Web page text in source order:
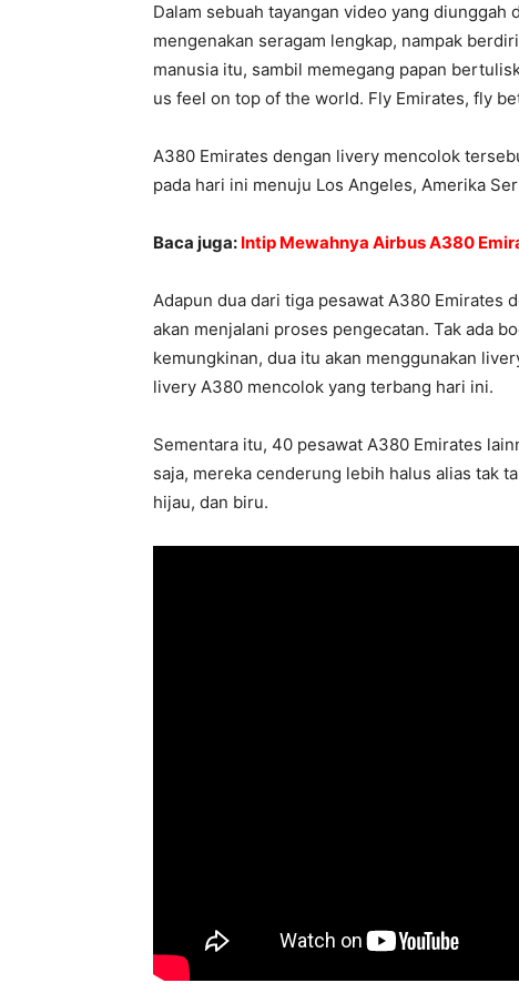
Dalam sebuah tayangan video yang diunggah
mengenakan seragam lengkap, nampak
manusia itu, sambil memegang papan
us feel on top of the world. Fly Emirates, fly
A380 Emirates dengan livery mencolok
pada hari ini menuju Los Angeles, Amerika
Baca juga: Intip Mewahnya Airbus A380
Adapun dua dari tiga pesawat A380 Emirates
akan menjalani proses pengecatan. Tak ada
kemungkinan, dua itu akan menggunakan
livery A380 mencolok yang terbang hari ini.
Sementara itu, 40 pesawat A380 Emirates
saja, mereka cenderung lebih halus alias tak
hijau, dan biru.